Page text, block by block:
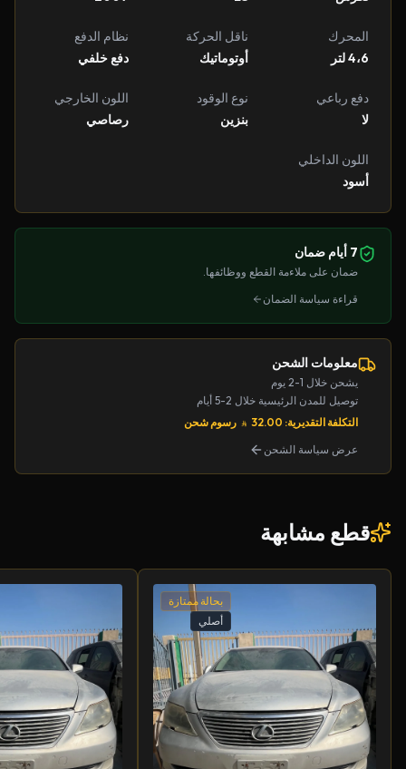
المحرك
4،6 لتر
ناقل الحركة
أوتوماتيك
نظام الدفع
دفع خلفي
دفع رباعي
لا
نوع الوقود
بنزين
اللون الخارجي
رصاصي
اللون الداخلي
أسود
7 أيام ضمان
ضمان على ملاءمة القطع ووظائفها.
قراءة سياسة الضمان
معلومات الشحن
يشحن خلال 1-2 يوم
توصيل للمدن الرئيسية خلال 2-5 أيام
التكلفة التقديرية: 32.00
رسوم شحن
عرض سياسة الشحن
قطع مشابهة
بحالة ممتازة
أصلي